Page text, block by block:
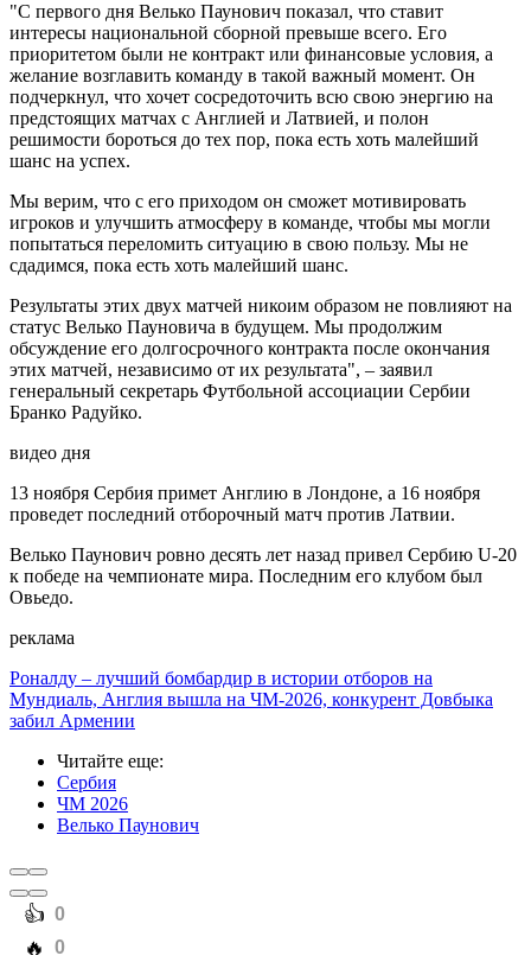
"С первого дня Велько Паунович показал, что ставит
интересы национальной сборной превыше всего. Его
приоритетом были не контракт или финансовые условия, а
желание возглавить команду в такой важный момент. Он
подчеркнул, что хочет сосредоточить всю свою энергию на
предстоящих матчах с Англией и Латвией, и полон
решимости бороться до тех пор, пока есть хоть малейший
шанс на успех.
Мы верим, что с его приходом он сможет мотивировать
игроков и улучшить атмосферу в команде, чтобы мы могли
попытаться переломить ситуацию в свою пользу. Мы не
сдадимся, пока есть хоть малейший шанс.
Результаты этих двух матчей никоим образом не повлияют на
статус Велько Пауновича в будущем. Мы продолжим
обсуждение его долгосрочного контракта после окончания
этих матчей, независимо от их результата", – заявил
генеральный секретарь Футбольной ассоциации Сербии
Бранко Радуйко.
видео дня
13 ноября Сербия примет Англию в Лондоне, а 16 ноября
проведет последний отборочный матч против Латвии.
Велько Паунович ровно десять лет назад привел Сербию U-20
к победе на чемпионате мира. Последним его клубом был
Овьедо.
реклама
Роналду – лучший бомбардир в истории отборов на
Мундиаль, Англия вышла на ЧМ-2026, конкурент Довбыка
забил Армении
Читайте еще:
Сербия
ЧМ 2026
Велько Паунович
️👍 0
️🔥 0